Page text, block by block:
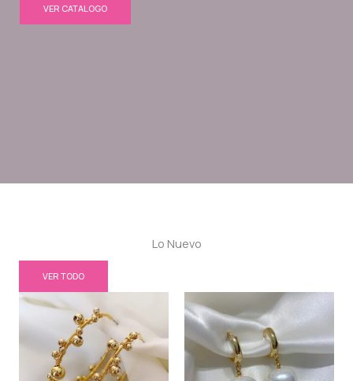
VER CATALOGO
Lo Nuevo
VER TODO